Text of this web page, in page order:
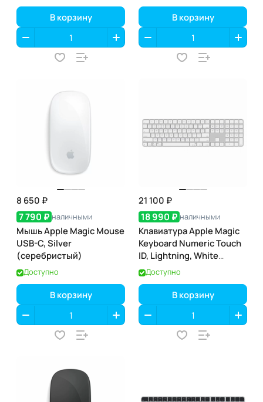
В корзину В корзину
8 650 ₽
7 790 ₽ наличными
Мышь Apple Magic Mouse
USB-C, Silver
(серебристый)
Доступно
В корзину
21 100 ₽
18 990 ₽ наличными
Клавиатура Apple Magic
Keyboard Numeric Touch
ID, Lightning, White
(белая) (MK2C3)
Доступно
В корзину